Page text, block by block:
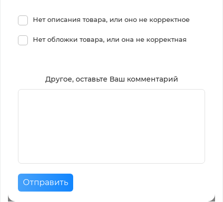
Нет описания товара, или оно не корректное
Нет обложки товара, или она не корректная
Другое, оставьте Ваш комментарий
Отправить